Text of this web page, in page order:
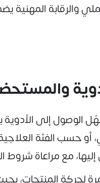
والرقابة
إلى
حسب الفئة
مع مراعاة شروط
المنتجات، بحيث